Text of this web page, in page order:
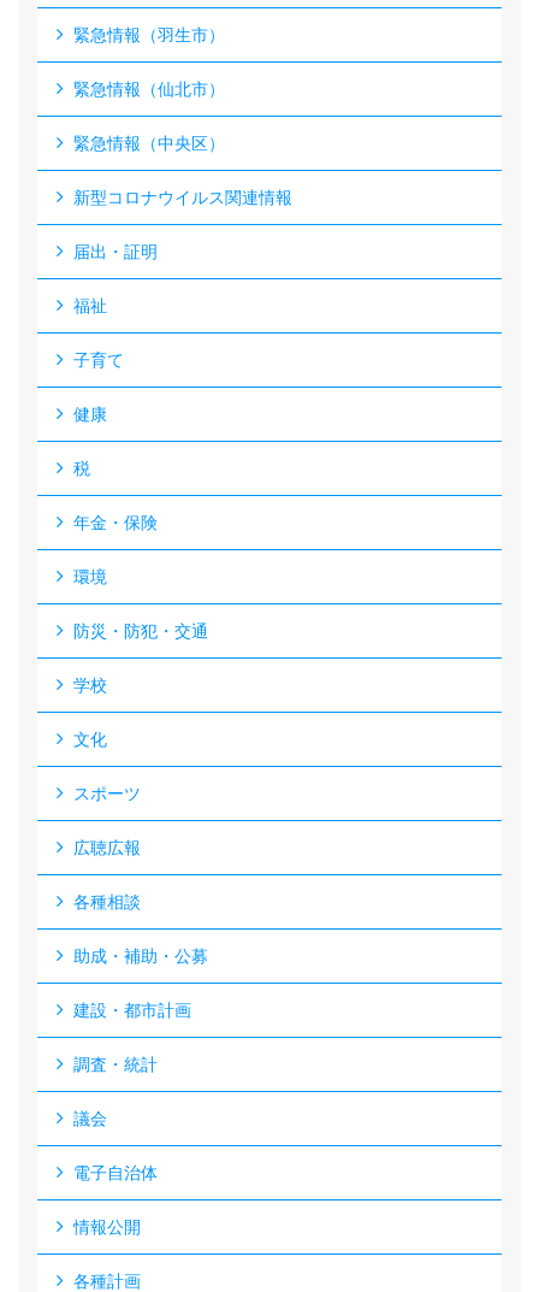
緊急情報（羽生市）
緊急情報（仙北市）
緊急情報（中央区）
新型コロナウイルス関連情報
届出・証明
福祉
子育て
健康
税
年金・保険
環境
防災・防犯・交通
学校
文化
スポーツ
広聴広報
各種相談
助成・補助・公募
建設・都市計画
調査・統計
議会
電子自治体
情報公開
各種計画